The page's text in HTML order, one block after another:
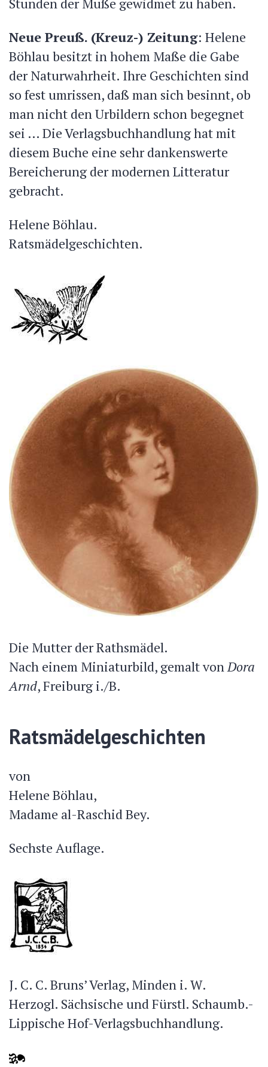
Neue Preuß. (Kreuz-) Zeitung: Helene
Böhlau besitzt in hohem Maße die Gabe
der Naturwahrheit. Ihre Geschichten sind
so fest umrissen, daß man sich besinnt, ob
man nicht den Urbildern schon begegnet
sei … Die Verlagsbuchhandlung hat mit
diesem Buche eine sehr dankenswerte
Bereicherung der modernen Litteratur
gebracht.
Helene Böhlau.
Ratsmädelgeschichten.
Die Mutter der Rathsmädel.
Nach einem Miniaturbild, gemalt vonDora
Arnd, Freiburg i./B.
Ratsmädelgeschichten
von
Helene Böhlau,
Madame al-Raschid Bey.
Sechste Auflage.
J. C. C. Bruns’ Verlag, Minden i. W.
Herzogl. Sächsische und Fürstl. Schaumb.-
Lippische Hof-Verlagsbuchhandlung.